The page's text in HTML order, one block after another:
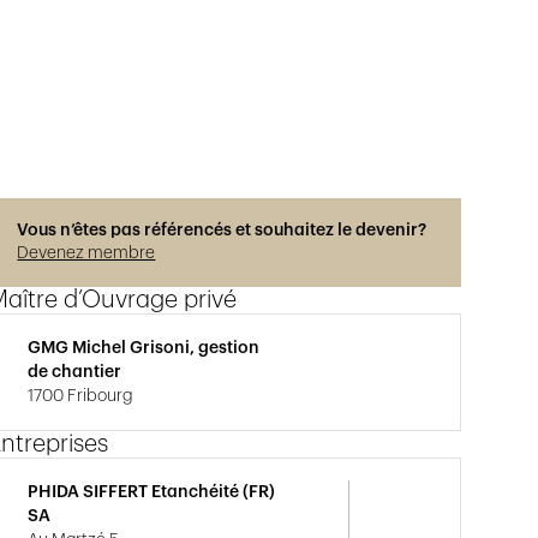
Vous n’êtes pas référencés et souhaitez le devenir?
Devenez membre
d’Ouvrage privé
GMG Michel Grisoni, gestion
de chantier
1700 Fribourg
PHIDA SIFFERT Etanchéité (FR)
SA